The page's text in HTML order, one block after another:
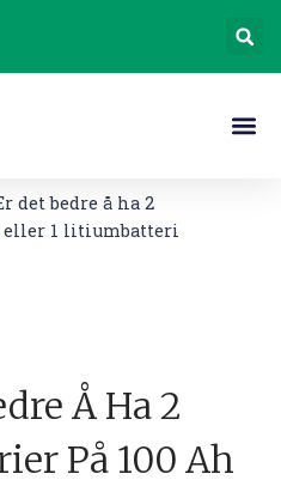
det bedre å ha 2
eller 1 litiumbatteri
Å Ha 2
På 100 Ah